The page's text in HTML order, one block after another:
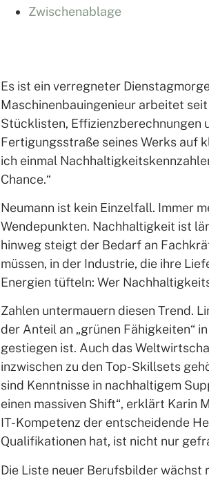
Zwischenablage
Es ist ein verregneter
Maschinenbauingenieur arbeitet
Stücklisten, Effizienzberechnungen
Fertigungsstraße seines Werks auf
ich einmal
Chance.“
Neumann ist kein Einzelfall. Immer
Wendepunkten. Nachhaltigkeit ist
hinweg steigt der Bedarf an
müssen, in der Industrie, die ihre
Energien tüfteln: Wer
Zahlen untermauern diesen Trend.
der Anteil an „grünen Fähigkeiten“
gestiegen ist. Auch das
inzwischen zu den Top-Skillsets
sind Kenntnisse in nachhaltigem
einen massiven Shift“, erklärt
IT-Kompetenz der entscheidende
Qualifikationen hat, ist nicht nur
Die Liste neuer Berufsbilder wächst